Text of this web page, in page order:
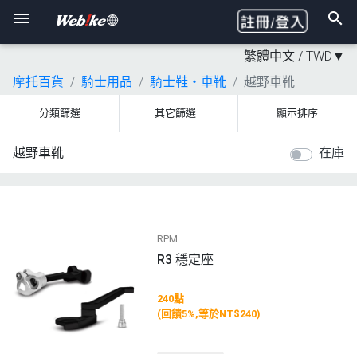
繁體中文 / TWD ▼
摩托百貨
騎士用品 騎士鞋・車靴 越野車靴
分類篩選 其它篩選 顯示排序
越野車靴 在庫
RPM
R3 穩定座
240點
(回饋5%,等於NT$240)